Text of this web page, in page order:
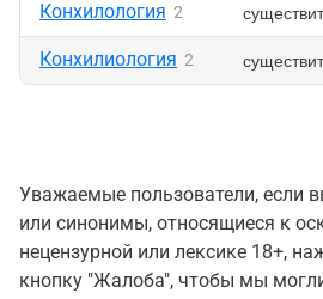
Конхилология 2
Конхилиология 2
Уважаемые пользователи, если
или синонимы, относящиеся к
нецензурной или лексике 18+,
кнопку "Жалоба", чтобы мы